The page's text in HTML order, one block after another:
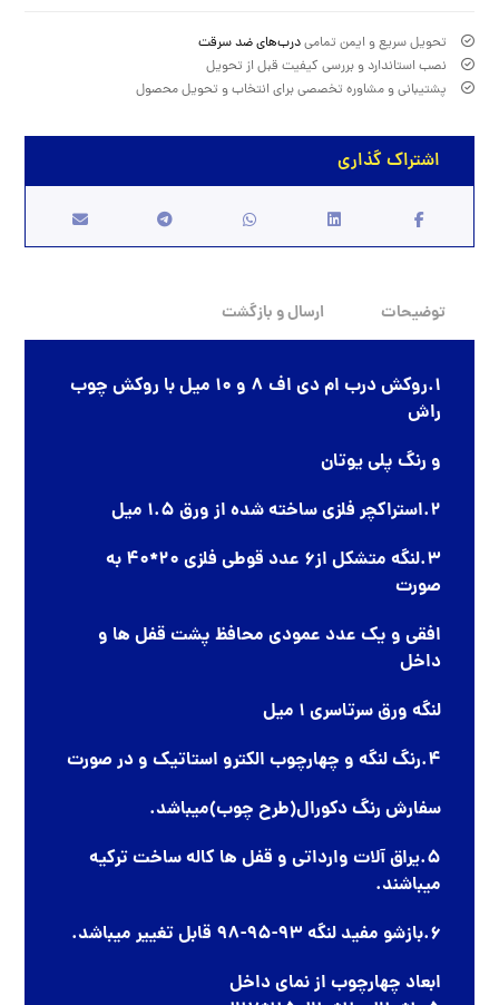
تحویل سریع و ایمن تمامیدرب‌های ضد سرقت
نصب استاندارد و بررسی کیفیت قبل از تحویل
پشتیبانی و مشاوره تخصصی برای انتخاب و تحویل محصول
توضیحات ارسال و بازگشت
1.روکش درب ام دی اف 8 و 10 میل با روکش چوب
راش
و رنگ پلی یوتان
2.استراکچر فلزی ساخته شده از ورق 1.5 میل
3.لنگه متشکل از6 عدد قوطی فلزی 20*40 به
صورت
افقی و یک عدد عمودی محافظ پشت قفل ها و
داخل
لنگه ورق سرتاسری 1 میل
4.رنگ لنگه و چهارچوب الکترو استاتیک و در صورت
سفارش رنگ دکورال(طرح چوب)میباشد.
5.یراق آلات وارداتی و قفل ها کاله ساخت ترکیه
میباشند.
6.بازشو مفید لنگه 93-95-98 قابل تغییر میباشد.
ابعاد چهارچوب از نمای داخل